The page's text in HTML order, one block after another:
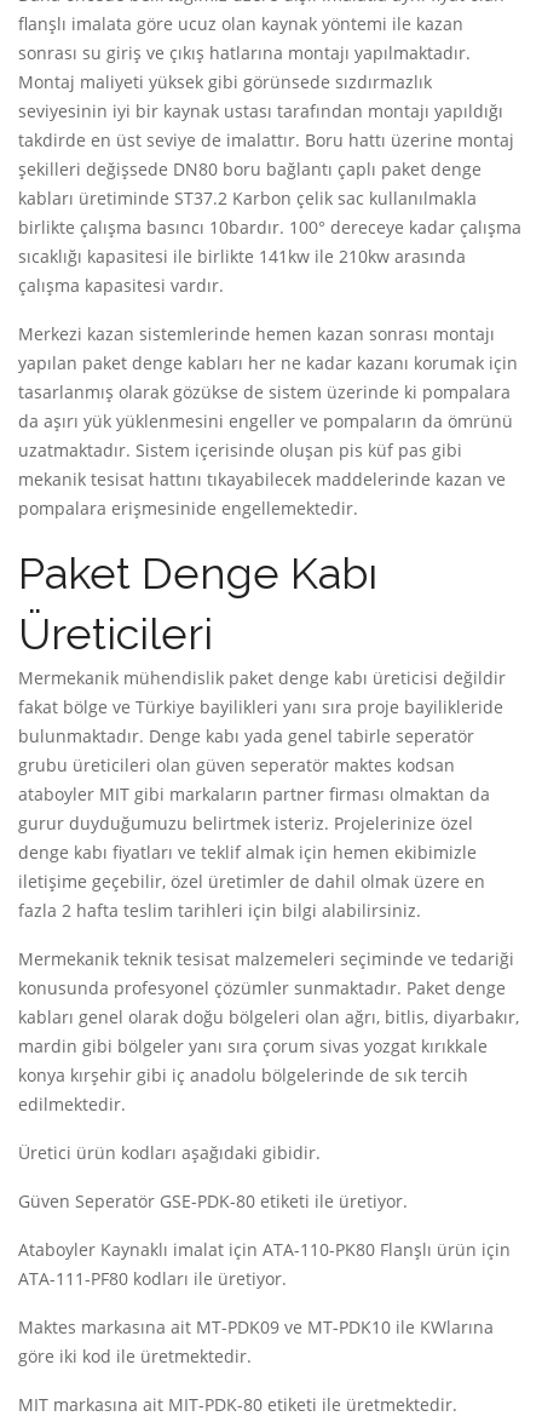
flanşlı imalata göre ucuz olan kaynak yöntemi ile kazan
sonrası su giriş ve çıkış hatlarına montajı yapılmaktadır.
Montaj maliyeti yüksek gibi görünsede sızdırmazlık
seviyesinin iyi bir kaynak ustası tarafından montajı yapıldığı
takdirde en üst seviye de imalattır. Boru hattı üzerine montaj
şekilleri değişsede DN80 boru bağlantı çaplı paket denge
kabları üretiminde ST37.2 Karbon çelik sac kullanılmakla
birlikte çalışma basıncı 10bardır. 100° dereceye kadar çalışma
sıcaklığı kapasitesi ile birlikte 141kw ile 210kw arasında
çalışma kapasitesi vardır.
Merkezi kazan sistemlerinde hemen kazan sonrası montajı
yapılan paket denge kabları her ne kadar kazanı korumak için
tasarlanmış olarak gözükse de sistem üzerinde ki pompalara
da aşırı yük yüklenmesini engeller ve pompaların da ömrünü
uzatmaktadır. Sistem içerisinde oluşan pis küf pas gibi
mekanik tesisat hattını tıkayabilecek maddelerinde kazan ve
pompalara erişmesinide engellemektedir.
Paket Denge Kabı
Üreticileri
Mermekanik mühendislik paket denge kabı üreticisi değildir
fakat bölge ve Türkiye bayilikleri yanı sıra proje bayilikleride
bulunmaktadır. Denge kabı yada genel tabirle seperatör
grubu üreticileri olan güven seperatör maktes kodsan
ataboyler MIT gibi markaların partner firması olmaktan da
gurur duyduğumuzu belirtmek isteriz. Projelerinize özel
denge kabı fiyatları ve teklif almak için hemen ekibimizle
iletişime geçebilir, özel üretimler de dahil olmak üzere en
fazla 2 hafta teslim tarihleri için bilgi alabilirsiniz.
Mermekanik teknik tesisat malzemeleri seçiminde ve tedariği
konusunda profesyonel çözümler sunmaktadır. Paket denge
kabları genel olarak doğu bölgeleri olan ağrı, bitlis, diyarbakır,
mardin gibi bölgeler yanı sıra çorum sivas yozgat kırıkkale
konya kırşehir gibi iç anadolu bölgelerinde de sık tercih
edilmektedir.
Üretici ürün kodları aşağıdaki gibidir.
Güven Seperatör GSE-PDK-80 etiketi ile üretiyor.
Ataboyler Kaynaklı imalat için ATA-110-PK80 Flanşlı ürün için
ATA-111-PF80 kodları ile üretiyor.
Maktes markasına ait MT-PDK09 ve MT-PDK10 ile KWlarına
göre iki kod ile üretmektedir.
MIT markasına ait MIT-PDK-80 etiketi ile üretmektedir.